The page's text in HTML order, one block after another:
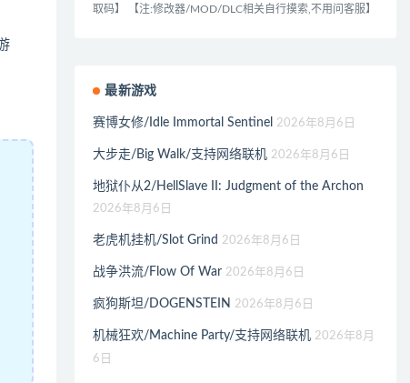
取码】 【注:修改器/MOD/DLC相关自行摸索,不用问客服】
最新游戏
赛博女修/Idle Immortal Sentinel 2026年8月6日
大步走/Big Walk/支持网络联机 2026年8月6日
地狱仆从2/HellSlave II: Judgment of the Archon
2026年8月6日
老虎机挂机/Slot Grind 2026年8月6日
战争洪流/Flow Of War 2026年8月6日
疯狗斯坦/DOGENSTEIN 2026年8月6日
机械狂欢/Machine Party/支持网络联机 2026年8月
6日